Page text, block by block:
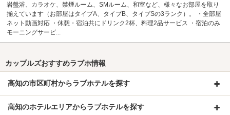
岩盤浴、カラオケ、禁煙ルーム、SMルーム、和室など、様々なお部屋を取り
揃えています（お部屋はタイプA、タイプB、タイプSの3ランク）。 ・全部屋
ネット動画対応 ・休憩・宿泊共にドリンク2杯、料理2品サービス ・宿泊のみ
モーニングサービ...
カップルズおすすめラブホ情報
高知の市区町村からラブホテルを探す
高知のホテルエリアからラブホテルを探す